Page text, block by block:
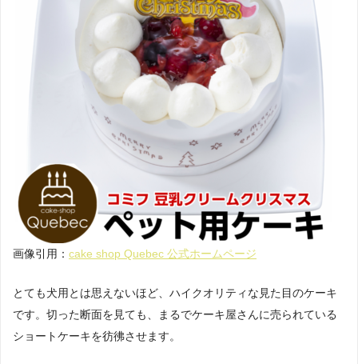
画像引用： cake shop Quebec 公式ホームページ
とても犬用とは思えないほど、ハイクオリティな見た目のケーキ
です。切った断面を見ても、まるでケーキ屋さんに売られている
ショートケーキを彷彿させます。